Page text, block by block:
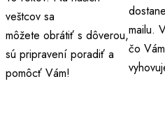
veštcov sa
môžete obrátiť s dôverou,
sú pripravení poradiť a
pomôcť Vám!
mailu.
čo